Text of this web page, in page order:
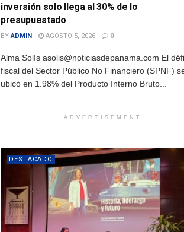
inversión solo llega al 30% de lo
presupuestado
BY ADMIN AGOSTO 5, 2026 0
Alma Solís asolis@noticiasdepanama.com El
fiscal del Sector Público No Financiero (SPNF)
ubicó en 1.98% del Producto Interno Bruto...
ADVERTISEMENT
DESTACADO